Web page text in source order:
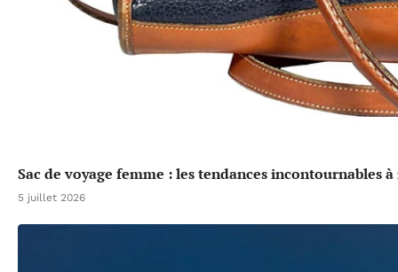
Sac de voyage femme : les tendances incontournables
5 juillet 2026